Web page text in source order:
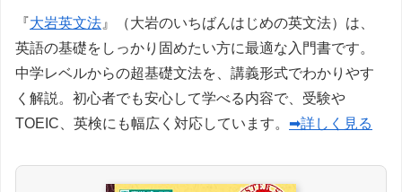
『大岩英文法 』（大岩のいちばんはじめの英文法）は、
英語の基礎をしっかり固めたい方に最適な入門書です。
中学レベルからの超基礎文法を、講義形式でわかりやす
く解説。初心者でも安心して学べる内容で、受験や
TOEIC、英検にも幅広く対応しています。 ➡詳しく見る